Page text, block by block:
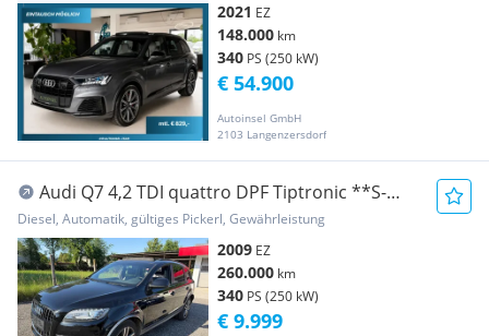
2021 EZ
148.000 km
340 PS (250 kW)
Autoinsel GmbH
2103 Langenzersdorf
€ 54.900
Audi Q7 4,2 TDI quattro DPF Tiptronic **S-
Line**
Diesel, Automatik, gültiges Pickerl, Gewährleistung
2009 EZ
260.000 km
340 PS (250 kW)
€ 9.999